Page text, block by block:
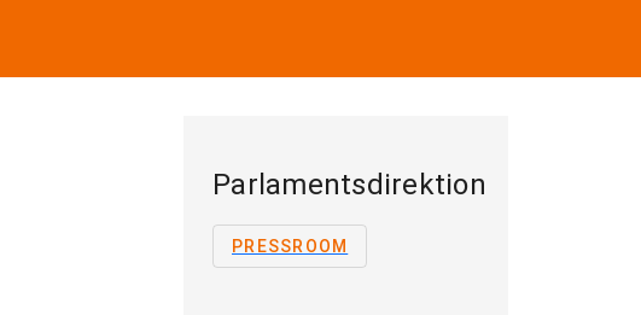
Parlamentsdirektion
PRESSROOM